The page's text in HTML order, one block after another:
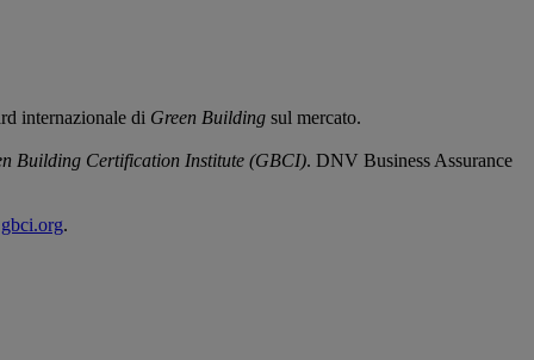
internazionale di Green Building sul mercato.
Building Certification Institute (GBCI). DNV Business Assurance
.